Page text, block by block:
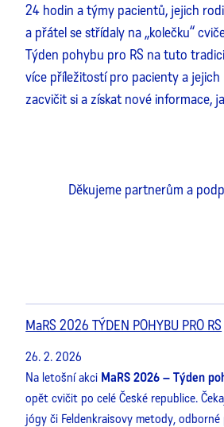
24 hodin a týmy pacientů, jejich
a přátel se střídaly na „kolečku“
Týden pohybu pro RS na tuto
více příležitostí pro pacienty a jejich
zacvičit si a získat nové informace,
Děkujeme partnerům a
MaRS 2026 TÝDEN POHYBU PRO RS
26. 2. 2026
Na letošní akci MaRS 2026 – Týden
opět cvičit po celé České republice.
jógy či Feldenkraisovy metody,